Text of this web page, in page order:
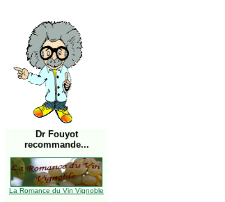
Dr Fouyot
recommande...
La Romance du Vin Vignoble